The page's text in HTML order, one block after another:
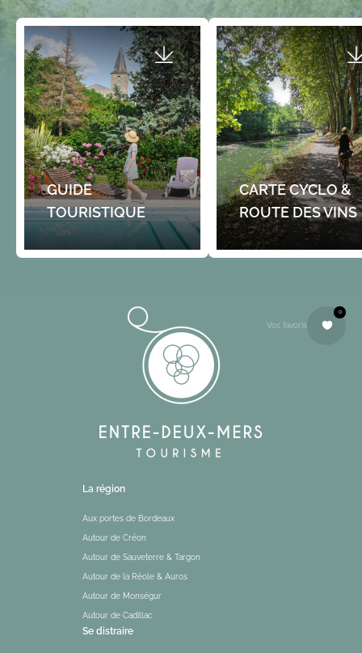
33750 BARON
Boucle vélo n°17 Baron
Campagne
8 Route du Breuil 33670
Château de
Déjà au XIᵉ siècle, le grand
l’abbaye de La Sauve-
échange de vignes contre…
Payant
GUIDE
TOURISTIQUE
CARTE CYCLO &
ROUTE DES VINS
Vos favoris
0
La région
Aux portes de Bordeaux
Autour de Créon
Autour de Sauveterre & Targon
Autour de la Réole & Auros
Autour de Monségur
Autour de Cadillac
Se distraire